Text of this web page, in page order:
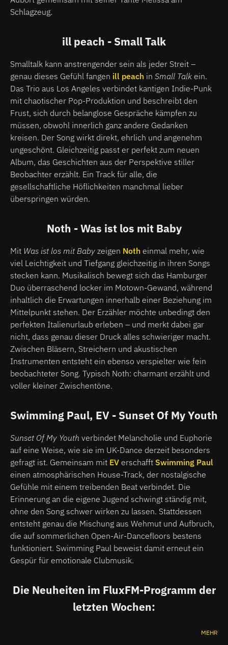
Schlagzeug.
ill peach - Small Talk
Smalltalk kann anstrengender sein als jeder Streit –
genau dieses Gefühl fangen ill peach in Small Talk ein.
Das Trio aus Los Angeles verbindet kantigen Indie-Punk
mit chaotischer Pop-Produktion und beschreibt den
Frust, sich durch belanglose Gespräche kämpfen zu
müssen, obwohl innerlich ganz andere Gedanken
kreisen. Der Song wirkt direkt, ehrlich und angenehm
ungeschönt. Gleichzeitig passt er perfekt zum neuen
Album, das Geschichten aus der Perspektive stiller
Beobachter erzählt. Ein Track für alle, die
gesellschaftliche Höflichkeiten manchmal lieber
überspringen würden.
Noth - Was ist los mit Baby
Mit Was ist los mit Baby zeigen Noth einmal mehr, wie
viel Leichtigkeit und Tiefgang gleichzeitig in ihren Songs
stecken kann. Musikalisch bewegt sich das Hamburger
Duo überraschend locker im Motown-Gewand, während
inhaltlich die Erwartungen innerhalb einer Beziehung im
Mittelpunkt stehen. Der Erzähler möchte unbedingt den
perfekten Italienurlaub erleben – und merkt dabei gar
nicht, dass genau dieser Druck alles schwieriger macht.
Zwischen Bläsern, Streichern und akustischen
Instrumenten entsteht ein ebenso verspielter wie fein
beobachteter Song. Typisch Noth: charmant erzählt und
voller kleiner Zwischentöne.
Swimming Paul, EV - Sunset Of My Youth
Sunset Of My Youth verbindet Melancholie und Euphorie
auf eine Weise, wie sie im UK-Dance derzeit besonders
gefragt ist. Gemeinsam mit EV erschafft Swimming Paul
einen atmosphärischen House-Track, der nostalgische
Gefühle mit einem treibenden Beat verbindet. Die
Erinnerung an die eigene Jugend schwingt ständig mit,
ohne den Song schwer wirken zu lassen. Stattdessen
entsteht genau die Mischung aus Wehmut und Aufbruch,
die auf sommerlichen Open-Air-Dancefloors bestens
funktioniert. Swimming Paul beweist damit erneut ein
Gespür für emotionale Clubmusik.
Die Neuheiten im FluxFM-Programm der
letzten Wochen:
MEHR